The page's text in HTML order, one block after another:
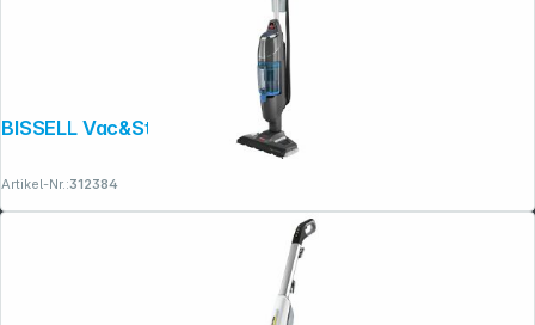
BISSELL Vac&Steam Dampfreiniger
Artikel-Nr.:312384